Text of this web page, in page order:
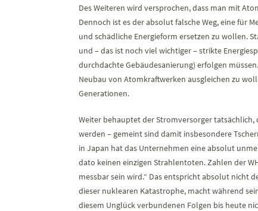
Des Weiteren wird versprochen, dass man mit
Dennoch ist es der absolut falsche Weg, eine für
und schädliche Energieform ersetzen zu wollen.
und – das ist noch viel wichtiger – strikte
durchdachte Gebäudesanierung) erfolgen
Neubau von Atomkraftwerken ausgleichen zu
Generationen.
Weiter behauptet der Stromversorger tatsächlich,
werden – gemeint sind damit insbesondere
in Japan hat das Unternehmen eine absolut
dato keinen einzigen Strahlentoten. Zahlen der
messbar sein wird.“ Das entspricht absolut nicht
dieser nuklearen Katastrophe, macht während
diesem Unglück verbundenen Folgen bis heute